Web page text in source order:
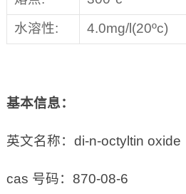
水溶性:
4.0mg/l(20ºc)
基本信息：
英文名称：di-n-octyltin oxide
cas 号码：870-08-6